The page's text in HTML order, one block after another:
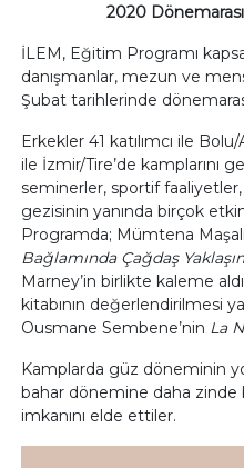
2020
İLEM, Eğitim Programı
danışmanlar, mezun ve
Şubat tarihlerinde
Erkekler 41 katılımcı ile Bolu/
ile İzmir/Tire’de kamplarını
seminerler, sportif
gezisinin yanında birçok
Programda; Mümtena
Bağlamında Çağdaş
Marney’in birlikte kaleme
kitabının değerlendirilmesi
Ousmane Sembene’nin La
Kamplarda güz döneminin
bahar dönemine daha zinde
imkanını elde ettiler.